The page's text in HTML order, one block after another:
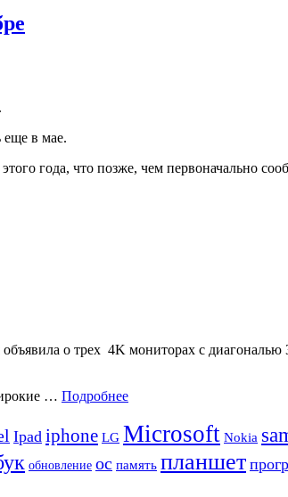
еще в мае.
года, что позже, чем первоначально
объявила о трех 4K мониторах с
… Подробнее
Ipad iphone LG Microsoft Nokia
обновление ос память планшет